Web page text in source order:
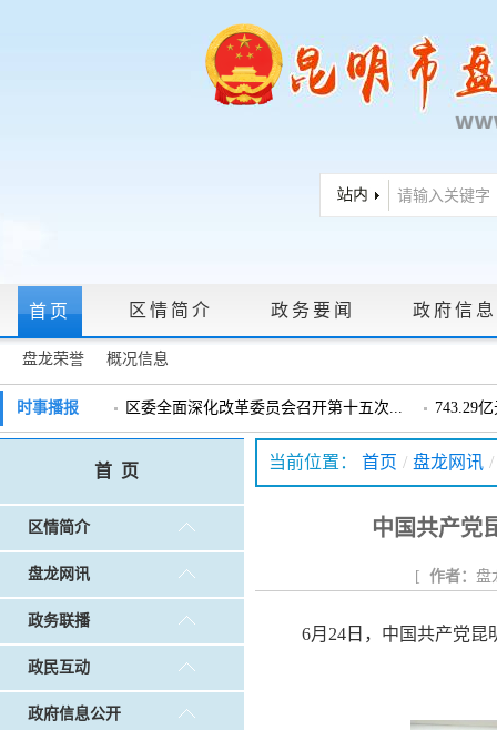
首页 区情简介 政务要闻 政府信
盘龙荣誉 概况信息
政府信息公开指南 | 政府信息公开制度 | 政策文件 法定主动公
常见问题问答
调查征集 做好“六稳”工作 落实“六保”任务 公共卫生知识普及
时事播报 区委全面深化改革委员会召开第十五次... 743.29
戴惠明调研辖区汽车企业 戴惠明
盘龙区委2026年度巡察工作会暨十三届...
戴惠明调研白沙河社区治理和东白沙河... 戴惠明
首 页
区情简介
盘龙网讯
政务联播
政民互动
政府信息公开
当前位置： 首页 / 盘龙网讯 /
中国共产党
[ 作者： 盘
6月24日，中国共产党